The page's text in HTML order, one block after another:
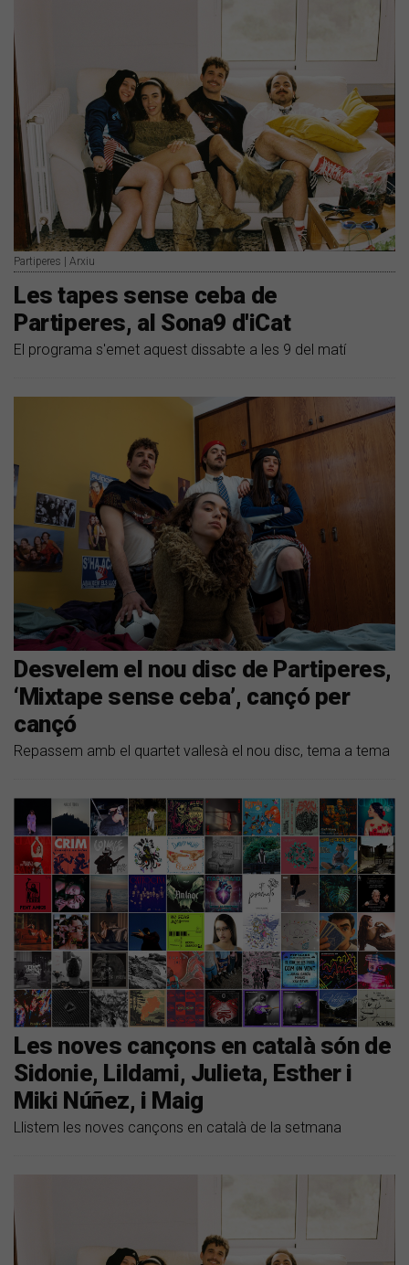
Partiperes | Arxiu
Les tapes sense ceba de
Partiperes, al Sona9 d'iCat
El programa s'emet aquest dissabte a les 9 del matí
Desvelem el nou disc de Partiperes,
‘Mixtape sense ceba’, cançó per
cançó
Repassem amb el quartet vallesà el nou disc, tema a tema
Les noves cançons en català són de
Sidonie, Lildami, Julieta, Esther i
Miki Núñez, i Maig
Llistem les noves cançons en català de la setmana